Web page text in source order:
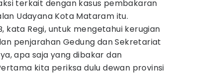
terkait dengan kasus pembakaran
Udayana Kota Mataram itu.
kata Regi, untuk mengetahui kerugian
penjarahan Gedung dan Sekretariat
apa saja yang dibakar dan
kita periksa dulu dewan provinsi